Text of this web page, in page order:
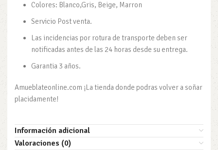
Colores: Blanco,Gris, Beige, Marron
Servicio Post venta.
Las incidencias por rotura de transporte deben ser
notificadas antes de las 24 horas desde su entrega.
Garantia 3 años.
Amueblateonline.com ¡La tienda donde podras volver a soñar
placidamente!
Información adicional
Valoraciones (0)